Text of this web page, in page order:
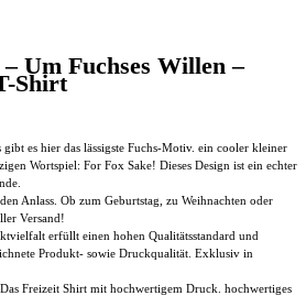
Um Fuchses Willen –
Shirt
gibt es hier das lässigste Fuchs-Motiv. ein cooler kleiner
Wortspiel: For Fox Sake! Dieses Design ist ein echter
Anlass. Ob zum Geburtstag, zu Weihnachten oder
Versand!
erfüllt einen hohen Qualitätsstandard und
Produkt- sowie Druckqualität. Exklusiv in
Freizeit Shirt mit hochwertigem Druck. hochwertiges